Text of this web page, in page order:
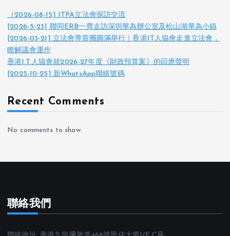
［2026-08-15] ITPA立法會探訪交流
[2026-5-23] 聯同ERB一齊走訪深圳華為辦公室及松山湖華為小鎮
[2026-03-21] 立法會導賞團圓滿舉行｜香港IT人協會走進立法會，
瞭解議會運作
香港I.T.人協會就2026-27年度《財政預算案》的回應聲明
[2025-10-25] 新WhatsApp聯絡號碼
Recent Comments
No comments to show.
聯絡我們